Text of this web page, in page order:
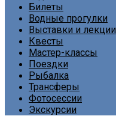
Билеты
Водные прогулки
Выставки и лекции
Квесты
Мастер-классы
Поездки
Рыбалка
Трансферы
Фотосессии
Экскурсии